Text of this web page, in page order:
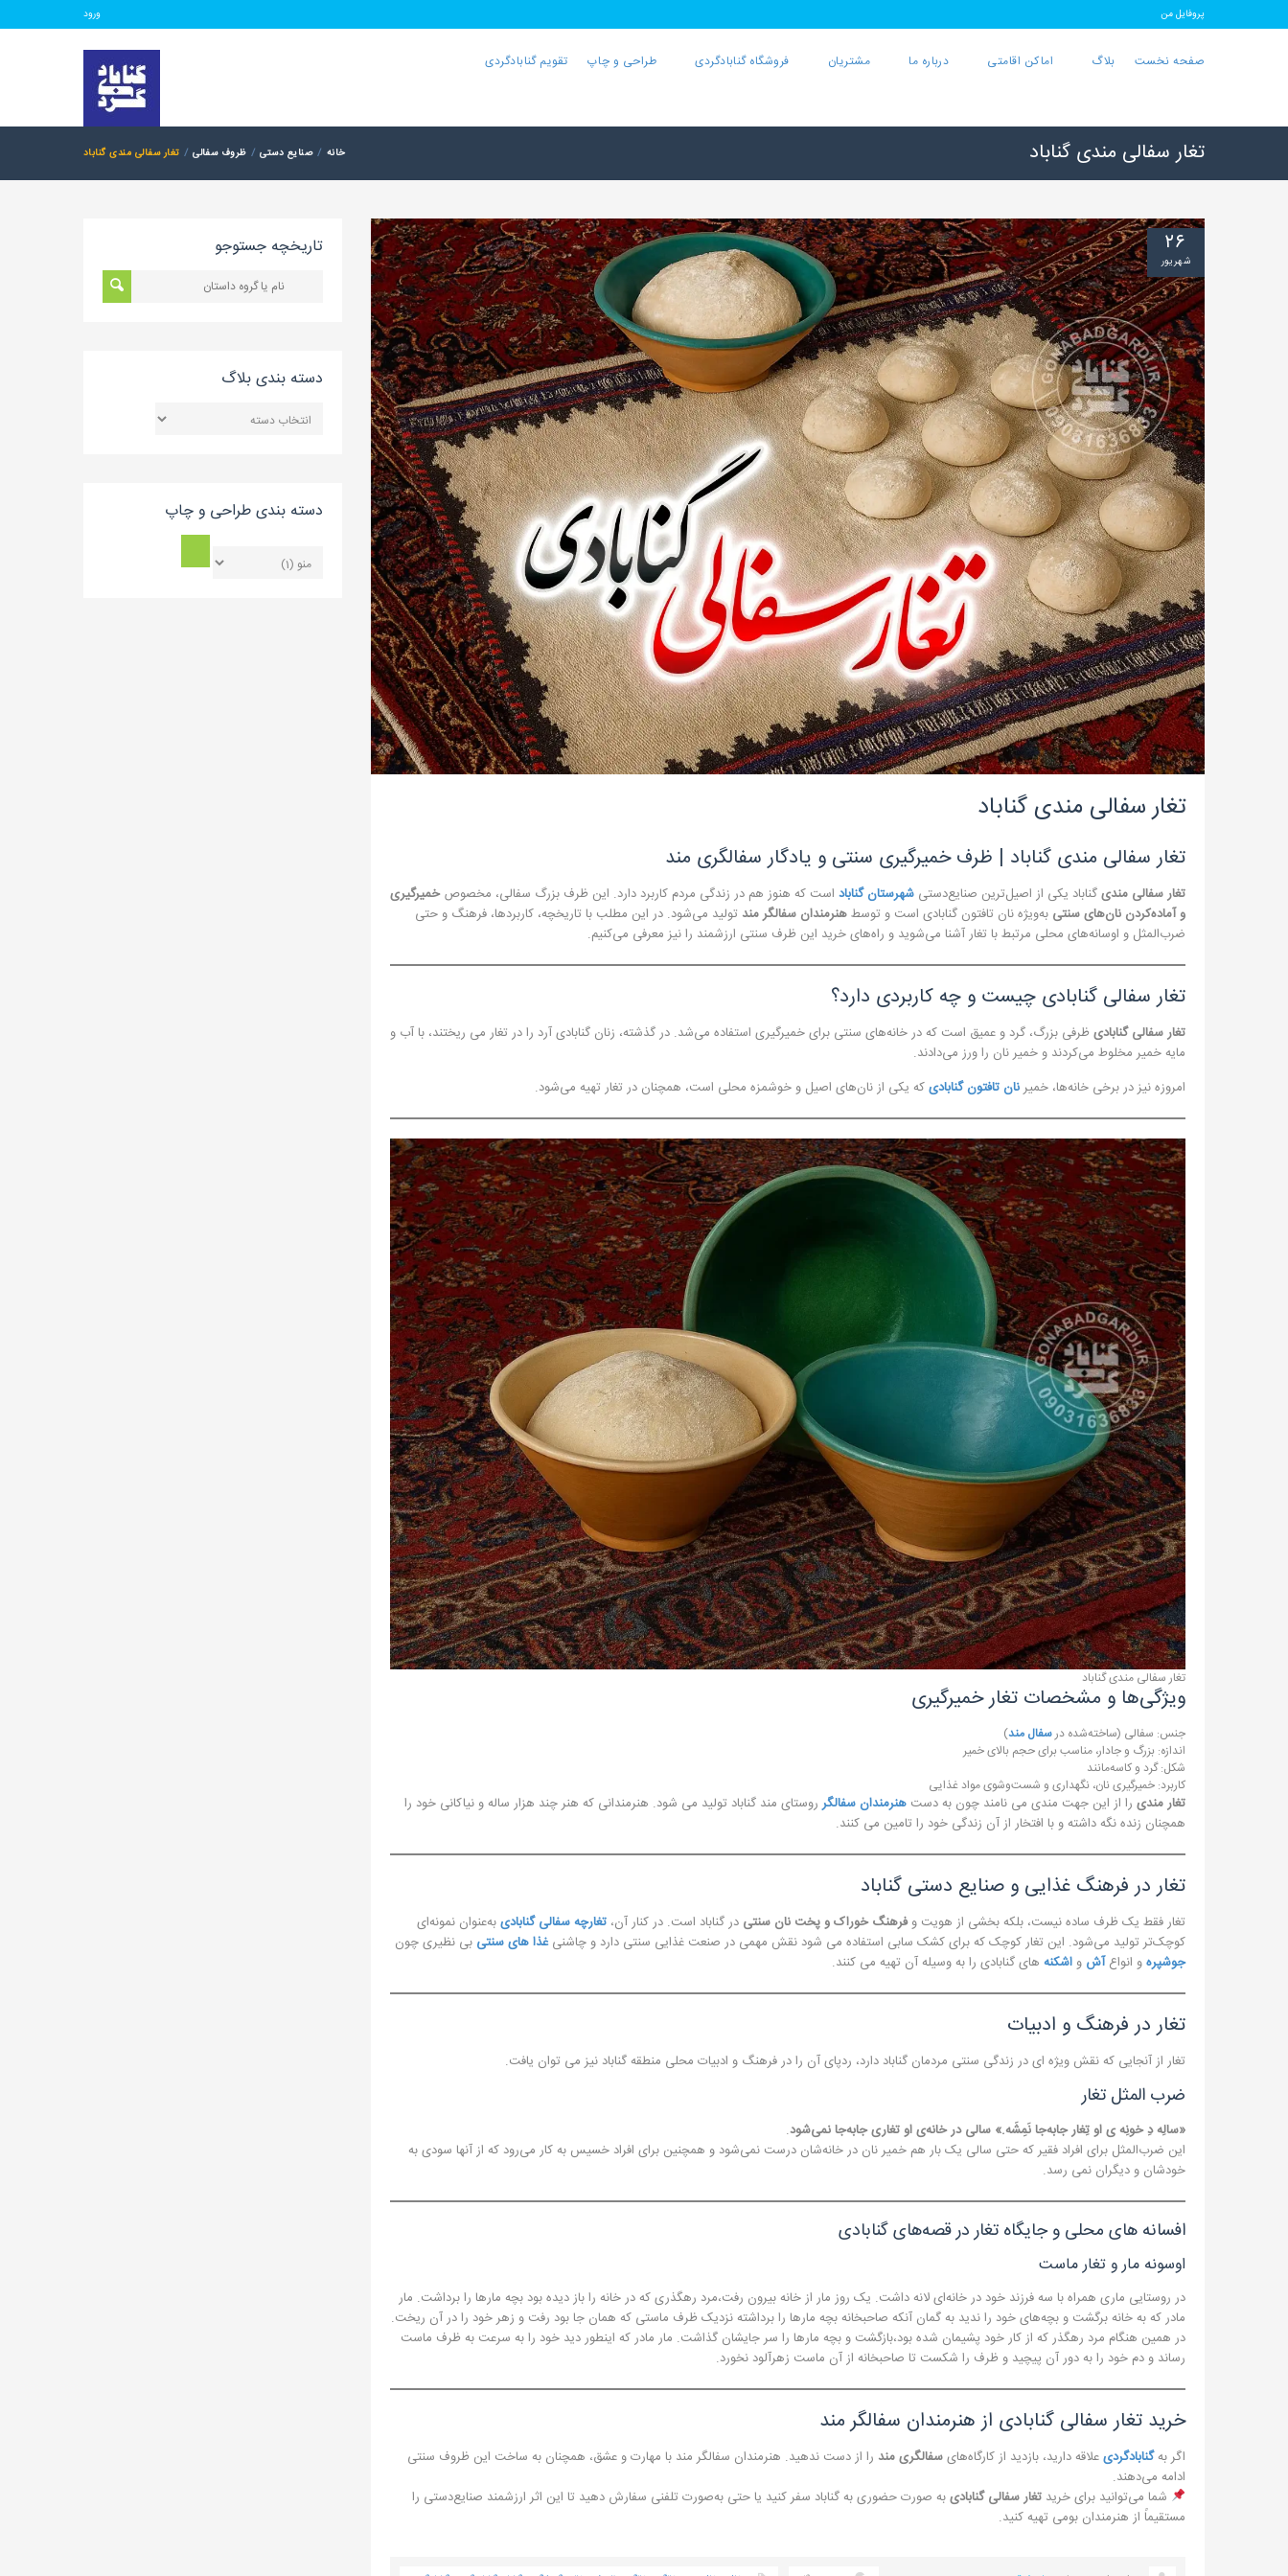
پروفایل من ورود
صفحه نخست بلاگ اماکن اقامتی درباره ما مشتریان فروشگاه گنابادگردی طراحی و چاپ تقویم گنابادگردی
تغار سفالی مندی گناباد خانه صنایع دستی ظروف سفالی تغار سفالی مندی گناباد
تغار سفالی مندی گناباد
تغار سفالی مندی گناباد | ظرف خمیرگیری سنتی و یادگار سفالگری مند
تغار سفالی مندیگناباد یکی از اصیل‌ترین صنایع‌دستی شهرستان گناباد است که هنوز هم در زندگی مردم کاربرد دارد. این ظرف بزرگ سفالی، مخصوصخمیرگیری
و آماده‌کردن نان‌های سنتی به‌ویژه نان تافتون گنابادی است و توسطهنرمندان سفالگر مند تولید می‌شود. در این مطلب با تاریخچه، کاربردها، فرهنگ و حتی
ضرب‌المثل و اوسانه‌های محلی مرتبط با تغار آشنا می‌شوید و راه‌های خرید این ظرف سنتی ارزشمند را نیز معرفی می‌کنیم.
تغار سفالی گنابادی چیست و چه کاربردی دارد؟
تغار سفالی گنابادی ظرفی بزرگ، گرد و عمیق است که در خانه‌های سنتی برای خمیرگیری استفاده می‌شد. در گذشته، زنان گنابادی آرد را در تغار می ریختند، با آب و
مایه خمیر مخلوط می‌کردند و خمیر نان را ورز می‌دادند.
امروزه نیز در برخی خانه‌ها، خمیرنان تافتون گنابادیکه یکی از نان‌های اصیل و خوشمزه محلی است، همچنان در تغار تهیه می‌شود.
تغار سفالی مندی گناباد
ویژگی‌ها و مشخصات تغار خمیرگیری
جنس: سفالی (ساخته‌شده در سفال مند)
اندازه: بزرگ و جادار، مناسب برای حجم بالای خمیر
شکل: گرد و کاسه‌مانند
کاربرد: خمیرگیری نان، نگهداری و شست‌وشوی مواد غذایی
تغار مندی را از این جهت مندی می نامند چون به دست هنرمندان سفالگرروستای مند گناباد تولید می شود. هنرمندانی که هنر چند هزار ساله و نیاکانی خود را
همچنان زنده نگه داشته و با افتخار از آن زندگی خود را تامین می کنند.
تغار در فرهنگ غذایی و صنایع دستی گناباد
تغار فقط یک ظرف ساده نیست، بلکه بخشی از هویت وفرهنگ خوراک و پخت نان سنتی در گناباد است. در کنار آن، تغارچه سفالی گنابادیبه‌عنوان نمونه‌ای
کوچک‌تر تولید می‌شود. این تغار کوچک که برای کشک سابی استفاده می شود نقش مهمی در صنعت غذایی سنتی دارد و چاشنیغذا های سنتی بی نظیری چون
جوشپرهو انواعآش و اشکنه های گنابادی را به وسیله آن تهیه می کنند.
تغار در فرهنگ و ادبیات
تغار از آنجایی که نقش ویژه ای در زندگی سنتی مردمان گناباد دارد، ردپای آن را در فرهنگ و ادبیات محلی منطقه گناباد نیز می توان یافت.
ضرب المثل تغار
«سالِه دِ خونِه‌ ی او تِغار جابه‌جا نَمِشَه.» سالی در خانه‌ی او تغاری جابه‌جا نمی‌شود.
این ضرب‌المثل برای افراد فقیر که حتی سالی یک بار هم خمیر نان در خانه‌شان درست نمی‌شود و همچنین برای افراد خسیس به کار می‌رود که از آنها سودی به
خودشان و دیگران نمی رسد.
افسانه های محلی و جایگاه تغار در قصه‌های گنابادی
اوسونه مار و تغار ماست
در روستایی ماری همراه با سه فرزند خود در خانه‌ای لانه داشت. یک روز مار از خانه بیرون رفت،مرد رهگذری که در خانه را باز دیده بود بچه مارها را برداشت. مار
مادر که به خانه برگشت و بچه‌های خود را ندید به گمان آنکه صاحبخانه بچه مارها را برداشته نزدیک ظرف ماستی که همان جا بود رفت و زهر خود را در آن ریخت.
در همین هنگام مرد رهگذر که از کار خود پشیمان شده بود،بازگشت و بچه مارها را سر جایشان گذاشت. مار مادر که اینطور دید خود را به سرعت به ظرف ماست
رساند و دم خود را به دور آن پیچید و ظرف را شکست تا صاحبخانه از آن ماست زهرآلود نخورد.
خرید تغار سفالی گنابادی از هنرمندان سفالگر مند
اگر بهگنابادگردیعلاقه دارید، بازدید از کارگاه‌هایسفالگری مند را از دست ندهید. هنرمندان سفالگر مند با مهارت و عشق، همچنان به ساخت این ظروف سنتی
ادامه می‌دهند.
شما می‌توانید برای خرید تغار سفالی گنابادیبه صورت حضوری به گناباد سفر کنید یا حتی به‌صورت تلفنی سفارش دهید تا این اثر ارزشمند صنایع‌دستی را
مستقیماً از هنرمندان بومی تهیه کنید.
۲۶
شهریور
تاریخچه جستوجو
دسته بندی بلاگ
بندی
دسته بندی طراحی و چاپ